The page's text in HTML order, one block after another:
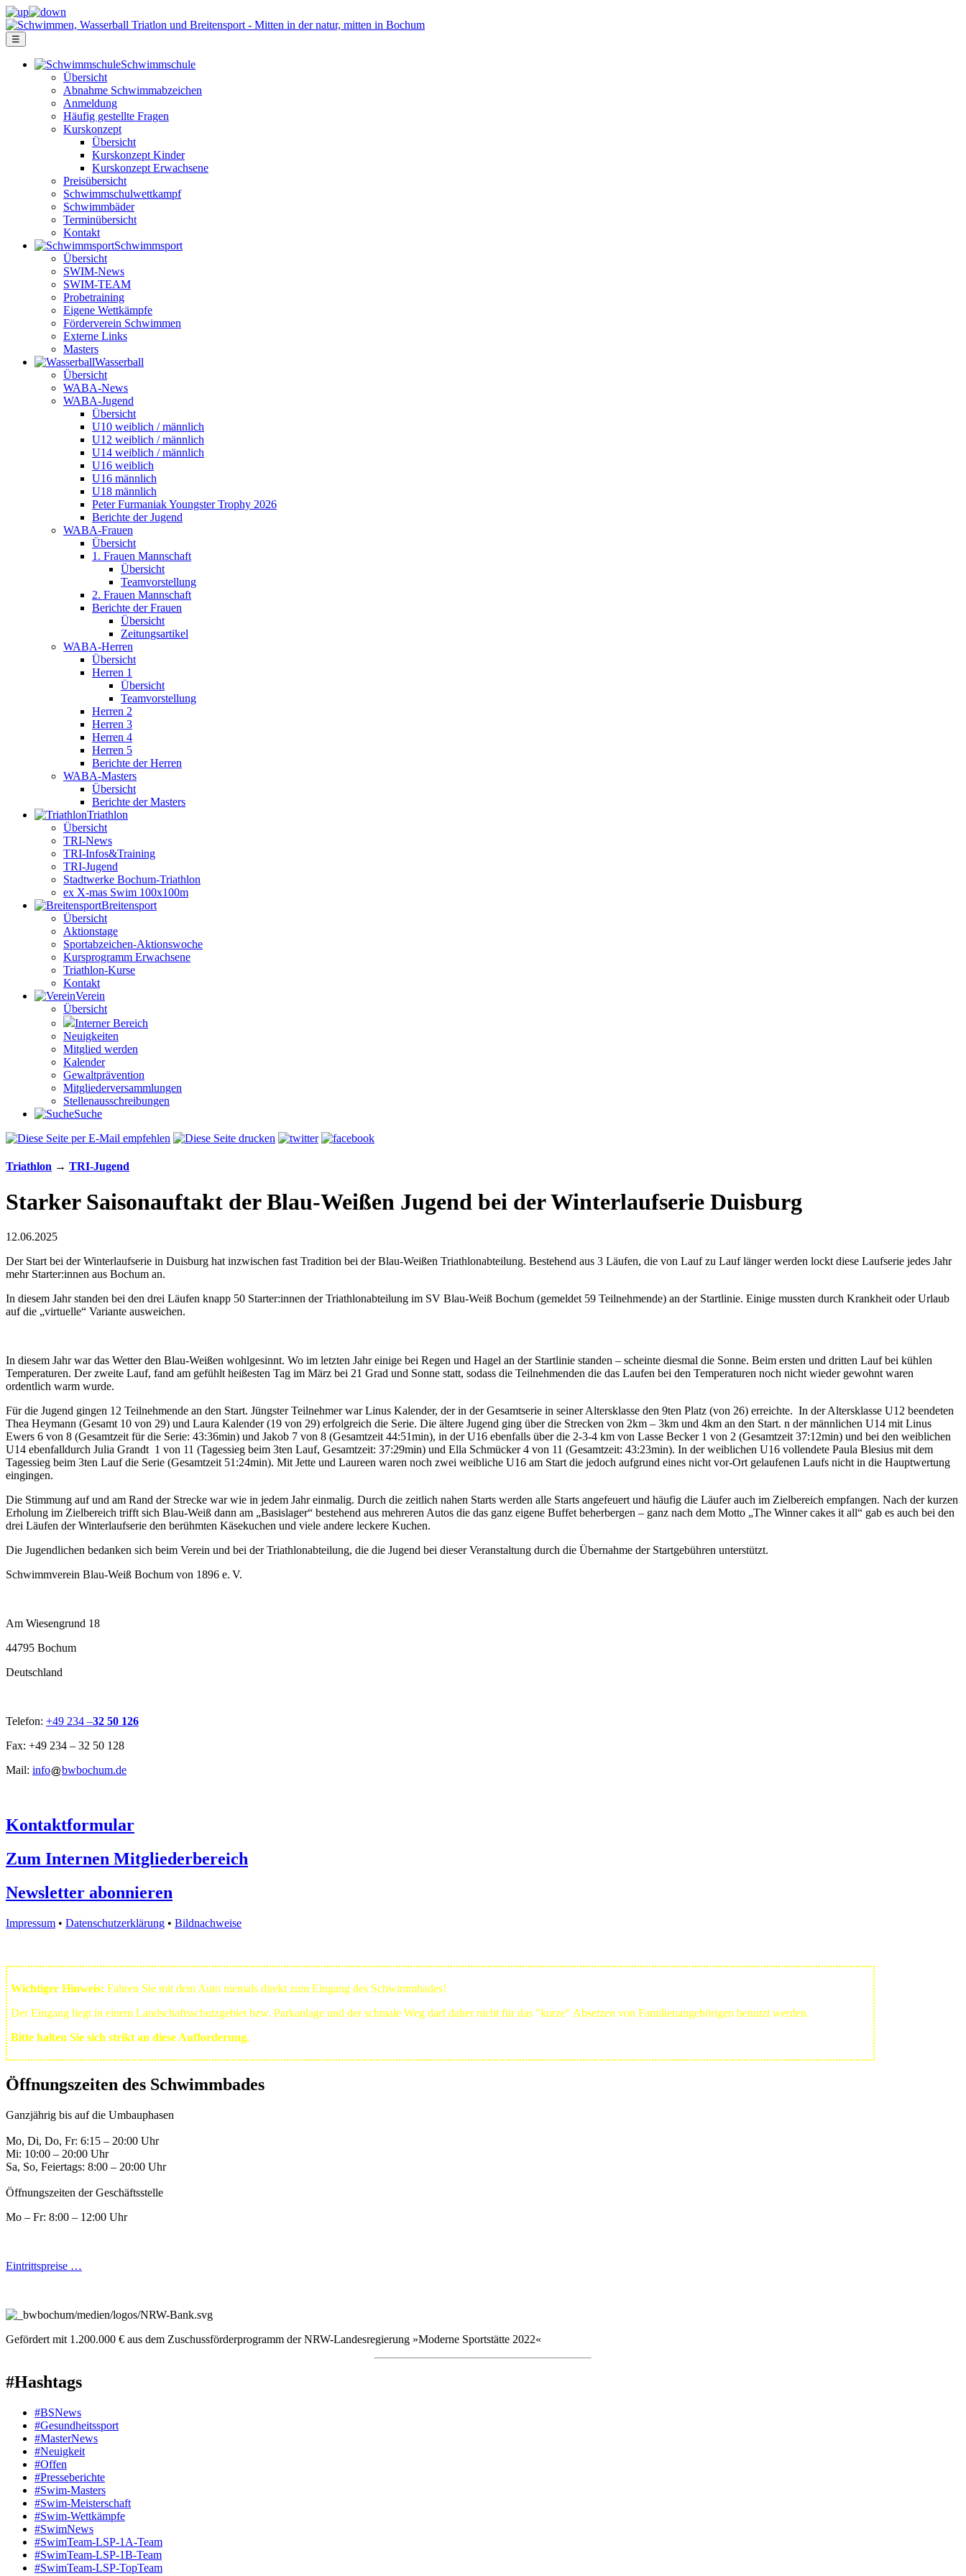
☰
Schwimm­schule
Übersicht
Ab­nah­me Schwimm­ab­zei­chen
Anmeldung
Häufig gestellte Fragen
Kurs­konzept
Übersicht
Kurskonzept Kinder
Kurskonzept Erwachsene
Preis­über­sicht
Schwimm­schul­wett­kampf
Schwimm­bäder
Terminübersicht
Kontakt
Schwimm­sport
Übersicht
SWIM-News
SWIM-TEAM
Probe­training
Eigene Wettkämpfe
Förderverein Schwimmen
Externe Links
Masters
Wasser­ball
Übersicht
WABA-News
WABA-Jugend
Übersicht
U10 weiblich / männlich
U12 weiblich / männlich
U14 weiblich / männlich
U16 weiblich
U16 männlich
U18 männlich
Peter Furmaniak Youngster Trophy 2026
Berichte der Jugend
WABA-Frauen
Übersicht
1. Frauen Mannschaft
Übersicht
Teamvorstellung
2. Frauen Mannschaft
Berichte der Frauen
Übersicht
Zeitungsartikel
WABA-Herren
Übersicht
Herren 1
Übersicht
Teamvorstellung
Herren 2
Herren 3
Herren 4
Herren 5
Berichte der Herren
WABA-Masters
Übersicht
Berichte der Masters
Triathlon
Übersicht
TRI-News
TRI-Infos&Training
TRI-Jugend
Stadtwerke Bochum-Triathlon
ex X-mas Swim 100x100m
Breiten­sport
Übersicht
Aktionstage
Sportabzeichen-Aktionswoche
Kursprogramm Erwachsene
Triathlon-Kurse
Kontakt
Verein
Übersicht
Interner Bereich
Neuigkeiten
Mitglied werden
Kalender
Gewaltprävention
Mitglieder­versammlungen
Stellen­aus­schrei­bungen
Suche
Triathlon → TRI-Jugend
Starker Saisonauftakt der Blau-Weißen Jugend bei der Winterlaufserie Duisburg
12.06.2025
Der Start bei der Winterlaufserie in Duisburg hat inzwischen fast Tradition bei der Blau-Weißen Triathlonabteilung. Bestehend aus 3 Läufen, die von Lauf zu Lauf länger werden lockt diese Laufserie jedes Jahr
mehr Starter:innen aus Bochum an.
In diesem Jahr standen bei den drei Läufen knapp 50 Starter:innen der Triathlonabteilung im SV Blau-Weiß Bochum (gemeldet 59 Teilnehmende) an der Startlinie. Einige mussten durch Krankheit oder Urlaub
auf die „virtuelle“ Variante ausweichen.
In diesem Jahr war das Wetter den Blau-Weißen wohlgesinnt. Wo im letzten Jahr einige bei Regen und Hagel an der Startlinie standen – scheinte diesmal die Sonne. Beim ersten und dritten Lauf bei kühlen
Temperaturen. Der zweite Lauf, fand am gefühlt heißesten Tag im März bei 21 Grad und Sonne statt, sodass die Teilnehmenden die das Laufen bei den Temperaturen noch nicht wieder gewohnt waren
ordentlich warm wurde.
Für die Jugend gingen 12 Teilnehmende an den Start. Jüngster Teilnehmer war Linus Kalender, der in der Gesamtserie in seiner Altersklasse den 9ten Platz (von 26) erreichte. In der Altersklasse U12 beendeten
Thea Heymann (Gesamt 10 von 29) und Laura Kalender (19 von 29) erfolgreich die Serie. Die ältere Jugend ging über die Strecken von 2km – 3km und 4km an den Start. n der männlichen U14 mit Linus
Ewers 6 von 8 (Gesamtzeit für die Serie: 43:36min) und Jakob 7 von 8 (Gesamtzeit 44:51min), in der U16 ebenfalls über die 2-3-4 km von Lasse Becker 1 von 2 (Gesamtzeit 37:12min) und bei den weiblichen
U14 ebenfalldurch Julia Grandt 1 von 11 (Tagessieg beim 3ten Lauf, Gesamtzeit: 37:29min) und Ella Schmücker 4 von 11 (Gesamtzeit: 43:23min). In der weiblichen U16 vollendete Paula Blesius mit dem
Tagessieg beim 3ten Lauf die Serie (Gesamtzeit 51:24min). Mit Jette und Laureen waren noch zwei weibliche U16 am Start die jedoch aufgrund eines nicht vor-Ort gelaufenen Laufs nicht in die Hauptwertung
eingingen.
Die Stimmung auf und am Rand der Strecke war wie in jedem Jahr einmalig. Durch die zeitlich nahen Starts werden alle Starts angefeuert und häufig die Läufer auch im Zielbereich empfangen. Nach der kurzen
Erholung im Zielbereich trifft sich Blau-Weiß dann am „Basislager“ bestehend aus mehreren Autos die das ganz eigene Buffet beherbergen – ganz nach dem Motto „The Winner cakes it all“ gab es auch bei den
drei Läufen der Winterlaufserie den berühmten Käsekuchen und viele andere leckere Kuchen.
Die Jugendlichen bedanken sich beim Verein und bei der Triathlonabteilung, die die Jugend bei dieser Veranstaltung durch die Übernahme der Startgebühren unterstützt.
Schwimmverein Blau-Weiß Bochum von 1896 e. V.
Am Wiesengrund 18
44795 Bochum
Deutschland
Telefon: +49 234 –32 50 126
Fax: +49 234 – 32 50 128
Mail: info bwbochum.de
Kontaktformular
Zum Internen Mitgliederbereich
Newsletter abonnieren
Impressum • Datenschutzerklärung • Bildnachweise
Wichtiger Hinweis: Fahren Sie mit dem Auto niemals direkt zum Eingang des Schwimmbades!
Der Eingang liegt in einem Landschafts­schutzgebiet bzw. Park­anlage und der schmale Weg darf daher nicht für das "kurze" Absetzen von Familienangehörigen benutzt werden.
Bitte halten Sie sich strikt an diese Aufforderung.
Öffnungszeiten des Schwimmbades
Ganzjährig bis auf die Umbauphasen
Mo, Di, Do, Fr: 6:15 – 20:00 Uhr
Mi: 10:00 – 20:00 Uhr
Sa, So, Feiertags: 8:00 – 20:00 Uhr
Öffnungszeiten der Geschäftsstelle
Mo – Fr: 8:00 – 12:00 Uhr
Eintrittspreise …
Gefördert mit 1.200.000 € aus dem Zuschussförderprogramm der NRW-Landesregierung »Moderne Sportstätte 2022«
#Hashtags
#BSNews
#Gesundheitssport
#MasterNews
#Neuigkeit
#Offen
#Presse­berichte
#Swim-Masters
#Swim-Meister­schaft
#Swim-Wett­kämpfe
#SwimNews
#SwimTeam-LSP-1A-Team
#SwimTeam-LSP-1B-Team
#SwimTeam-LSP-TopTeam